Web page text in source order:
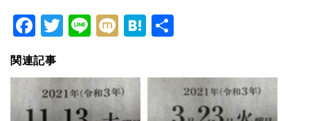
Facebook
Twitter
LineMixiHatena
関連記事